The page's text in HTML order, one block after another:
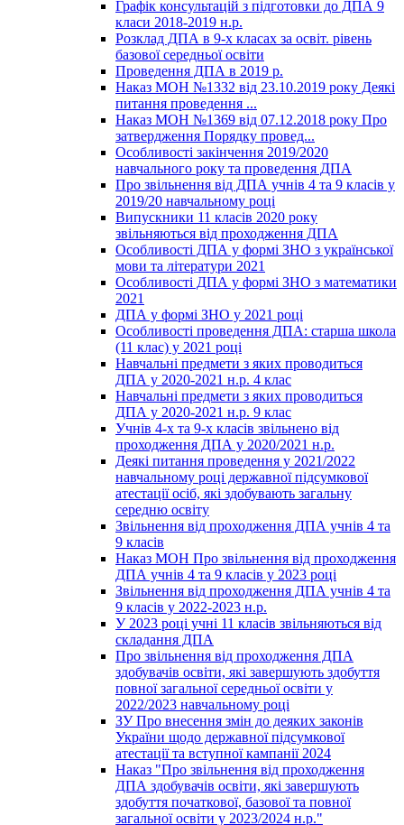
Графік консультацій з підготовки до ДПА 9
класи 2018-2019 н.р.
Розклад ДПА в 9-х класах за освіт. рівень
базової середньої освіти
Проведення ДПА в 2019 р.
Наказ МОН №1332 від 23.10.2019 року Деякі
питання проведення ...
Наказ МОН №1369 від 07.12.2018 року Про
затвердження Порядку провед...
Особливості закінчення 2019/2020
навчального року та проведення ДПА
Про звільнення від ДПА учнів 4 та 9 класів у
2019/20 навчальному році
Випускники 11 класів 2020 року
звільняються від проходження ДПА
Особливості ДПА у формі ЗНО з української
мови та літератури 2021
Особливості ДПА у формі ЗНО з математики
2021
ДПА у формі ЗНО у 2021 році
Особливості проведення ДПА: старша школа
(11 клас) у 2021 році
Навчальні предмети з яких проводиться
ДПА у 2020-2021 н.р. 4 клас
Навчальні предмети з яких проводиться
ДПА у 2020-2021 н.р. 9 клас
Учнів 4-х та 9-х класів звільнено від
проходження ДПА у 2020/2021 н.р.
Деякі питання проведення у 2021/2022
навчальному році державної підсумкової
атестації осіб, які здобувають загальну
середню освіту
Звільнення від проходження ДПА учнів 4 та
9 класів
Наказ МОН Про звільнення від проходження
ДПА учнів 4 та 9 класів у 2023 році
Звільнення від проходження ДПА учнів 4 та
9 класів у 2022-2023 н.р.
У 2023 році учні 11 класів звільняються від
складання ДПА
Про звільнення від проходження ДПА
здобувачів освіти, які завершують здобуття
повної загальної середньої освіти у
2022/2023 навчальному році
ЗУ Про внесення змін до деяких законів
України щодо державної підсумкової
атестації та вступної кампанії 2024
Наказ "Про звільнення від проходження
ДПА здобувачів освіти, які завершують
здобуття початкової, базової та повної
загальної освіти у 2023/2024 н.р."